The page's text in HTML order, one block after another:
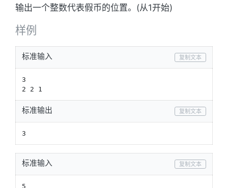
输出一个整数代表假币的位置。(从1开始)
样例
标准输入 复制文本
3
2 2 1
标准输出 复制文本
3
标准输入 复制文本
5